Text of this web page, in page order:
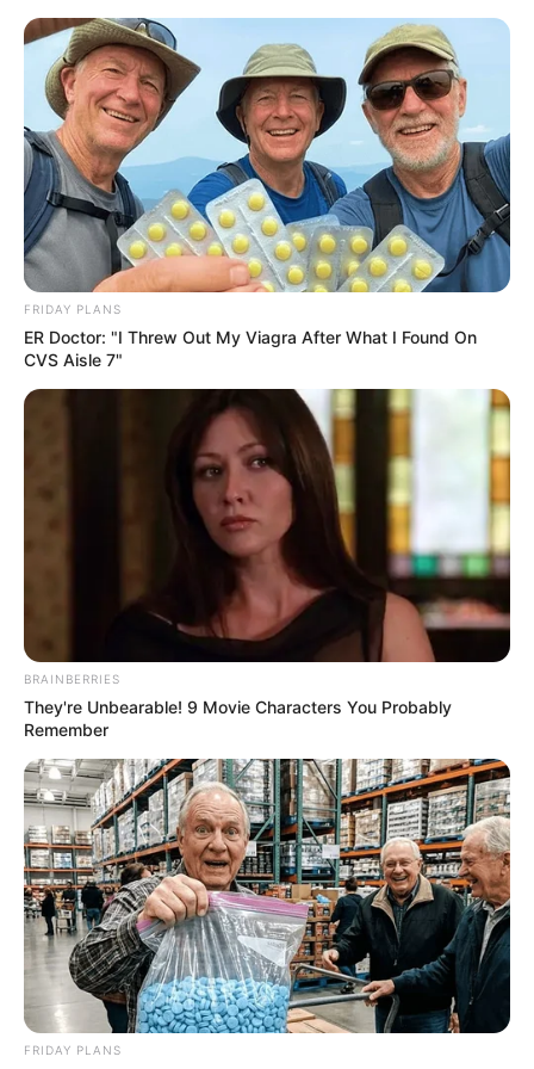
Principais Ferramentas e
Materiais para Encadernação
Artesanal
clarissamortari.com.br
Hoje vamos mostrar o que é preciso ter em casa
para começar a trabalhar com a Encadernação
Artesanal. Nesse artigo, fique por dentro das
principais ferramentas materiais necessárias para
FRIDAY PLANS
ER Doctor: "I Threw Out My Viagra After What I Found On
CVS Aisle 7"
BRAINBERRIES
They're Unbearable! 9 Movie Characters You Probably
Remember
FRIDAY PLANS